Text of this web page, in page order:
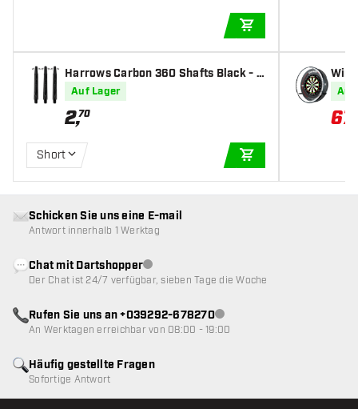
KOTO Surround
Harrows Carbon 360 Shafts Black - D
art Shafts
Auf Lager
2,70
Short
ng
Auf
67
Häufig gestellte Fragen
Sofortige Antwort
Schicken Sie uns eine E-mail
Antwort innerhalb 1 Werktag
Chat mit DartshopperKundenservice nicht verfügbar
Der Chat ist 24/7 verfügbar, sieben Tage die Woche
Rufen Sie uns an +039292-678270Kundenservice nicht
An Werktagen erreichbar von 08:00 - 19:00